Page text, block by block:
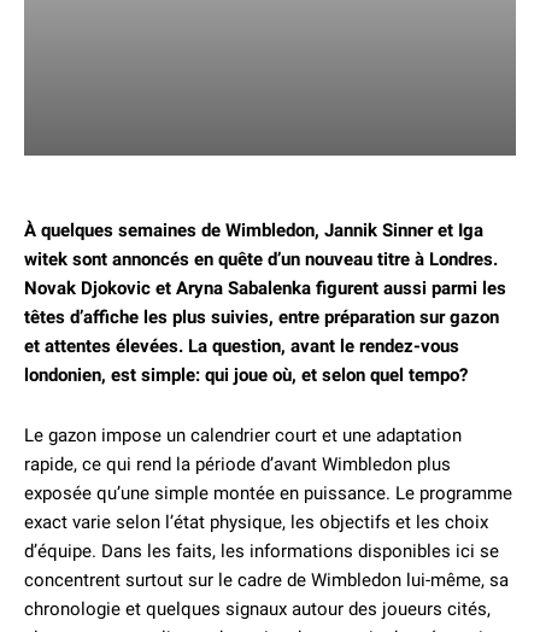
À quelques semaines de Wimbledon, Jannik Sinner et Iga
witek sont annoncés en quête d’un nouveau titre à Londres.
Novak Djokovic et Aryna Sabalenka figurent aussi parmi les
têtes d’affiche les plus suivies, entre préparation sur gazon
et attentes élevées. La question, avant le rendez-vous
londonien, est simple: qui joue où, et selon quel tempo?
Le gazon impose un calendrier court et une adaptation
rapide, ce qui rend la période d’avant Wimbledon plus
exposée qu’une simple montée en puissance. Le programme
exact varie selon l’état physique, les objectifs et les choix
d’équipe. Dans les faits, les informations disponibles ici se
concentrent surtout sur le cadre de Wimbledon lui-même, sa
chronologie et quelques signaux autour des joueurs cités,